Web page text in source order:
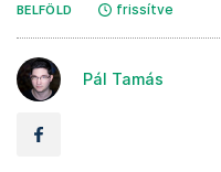
BELFÖLD frissítve
Pál Tamás